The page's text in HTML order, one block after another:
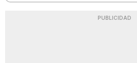
PUBLICIDAD